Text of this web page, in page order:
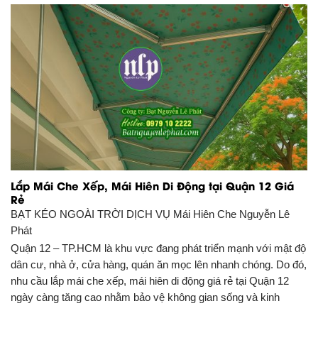
Lắp Mái Che Xếp, Mái Hiên Di Động tại Quận 12 Giá
Rẻ
BẠT KÉO NGOÀI TRỜI DỊCH VỤ Mái Hiên Che Nguyễn Lê
Phát
Quận 12 – TP.HCM là khu vực đang phát triển mạnh với mật độ
dân cư, nhà ở, cửa hàng, quán ăn mọc lên nhanh chóng. Do đó,
nhu cầu lắp mái che xếp, mái hiên di động giá rẻ tại Quận 12
ngày càng tăng cao nhằm bảo vệ không gian sống và kinh